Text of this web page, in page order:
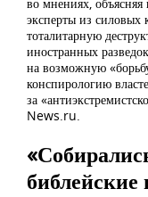
эксперты из силовых
тоталитарную
иностранных
на возможную
конспирологию
за
News.ru.
библейские